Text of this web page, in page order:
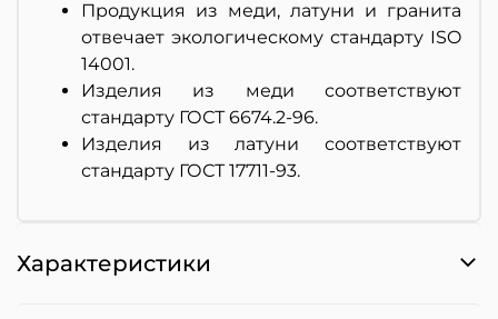
Продукция из меди, латуни и гранита
отвечает экологическому стандарту ISO
14001.
Изделия из меди соответствуют
стандарту ГОСТ 6674.2-96.
Изделия из латуни соответствуют
стандарту ГОСТ 17711-93.
Характеристики